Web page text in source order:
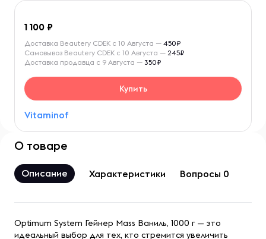
1 100
Vitaminof
Доставка Beautery CDEK с 10 Августа — 450₽
Самовывоз Beautery CDEK с 10 Августа — 245₽
Доставка продавца с 9 Августа — 350₽
Купить
О товаре
Описание Характеристики Вопросы 0
Optimum System Гейнер Mass Ваниль, 1000 г — это
идеальный выбор для тех, кто стремится увеличить